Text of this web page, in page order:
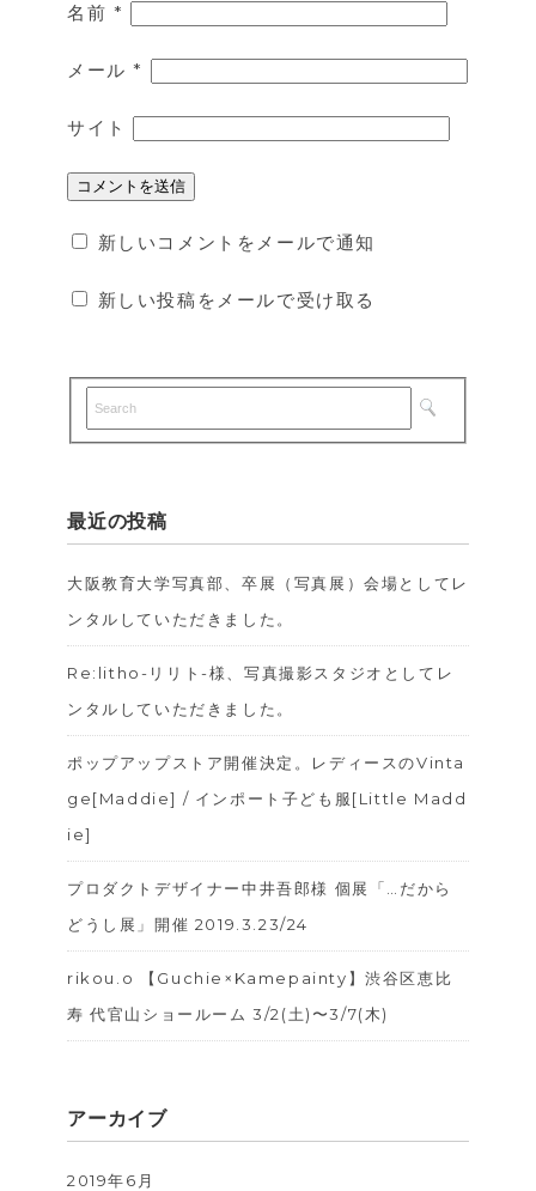
名前 *
メール*
サイト
新しいコメントをメールで通知
新しい投稿をメールで受け取る
最近の投稿
大阪教育大学写真部、卒展（写真展）会場としてレ
ンタルしていただきました。
Re:litho-リリト-様、写真撮影スタジオとしてレ
ンタルしていただきました。
ポップアップストア開催決定。レディースのVinta
ge[Maddie] / インポート子ども服[Little Madd
ie]
プロダクトデザイナー中井吾郎様 個展「…だから
どうし展」開催 2019.3.23/24
rikou.o 【Guchie×Kamepainty】 渋谷区恵比
寿 代官山ショールーム 3/2(土)〜3/7(木)
アーカイブ
2019年6月